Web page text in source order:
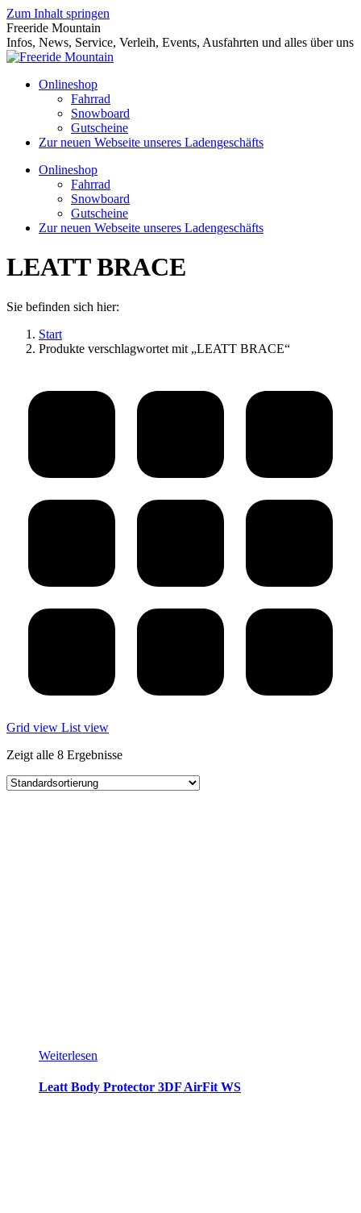
Zum Inhalt springen
Freeride Mountain
Infos, News, Service, Verleih, Events, Ausfahrten und alles über uns
Onlineshop
Fahrrad
Snowboard
Gutscheine
Zur neuen Webseite unseres Ladengeschäfts
Onlineshop
Fahrrad
Snowboard
Gutscheine
Zur neuen Webseite unseres Ladengeschäfts
LEATT BRACE
Sie befinden sich hier:
Start
Produkte verschlagwortet mit „LEATT BRACE“
Grid view List view
Zeigt alle 8 Ergebnisse
Weiterlesen
Leatt Body Protector 3DF AirFit WS